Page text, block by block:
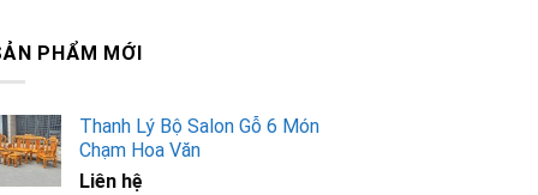
PHẨM MỚI
Thanh Lý Bộ Salon Gỗ 6 Món
Chạm Hoa Văn
Liên hệ